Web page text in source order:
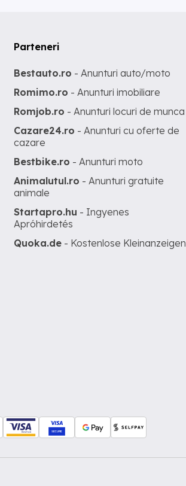
Parteneri
Bestauto.ro - Anunturi auto/moto
Romimo.ro - Anunturi imobiliare
Romjob.ro - Anunturi locuri de munca
Cazare24.ro - Anunturi cu oferte de
cazare
Bestbike.ro - Anunturi moto
Animalutul.ro - Anunturi gratuite
animale
Startapro.hu - Ingyenes
Apróhirdetés
Quoka.de - Kostenlose Kleinanzeigen